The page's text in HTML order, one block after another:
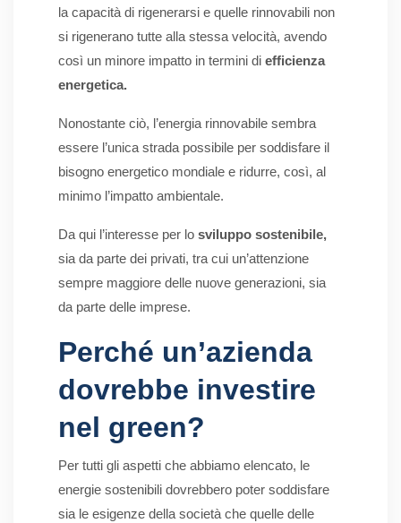
la capacità di rigenerarsi e quelle rinnovabili non
si rigenerano tutte alla stessa velocità, avendo
così un minore impatto in termini di efficienza
energetica.
Nonostante ciò, l’energia rinnovabile sembra
essere l’unica strada possibile per soddisfare il
bisogno energetico mondiale e ridurre, così, al
minimo l’impatto ambientale.
Da qui l’interesse per lo sviluppo sostenibile,
sia da parte dei privati, tra cui un’attenzione
sempre maggiore delle nuove generazioni, sia
da parte delle imprese.
Perché un’azienda
dovrebbe investire
nel green?
Per tutti gli aspetti che abbiamo elencato, le
energie sostenibili dovrebbero poter soddisfare
sia le esigenze della società che quelle delle